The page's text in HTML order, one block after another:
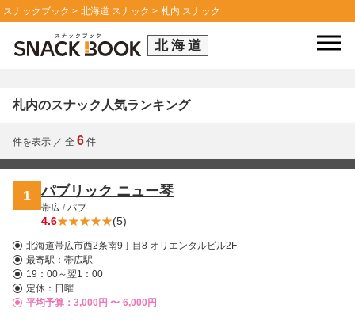
スナックブック 北海道 スナック 札内 スナック
北海道
札内のスナック人気ランキング
件を表示 ／ 全 6 件
1 パブリック ニュー琴
帯広 /パブ
4.6 (5)
北海道帯広市西2条南9丁目8 オリエンタルビル2F
最寄駅： 帯広駅
19：00～翌1：00
定休：日曜
平均予算：3,000円 〜 6,000円